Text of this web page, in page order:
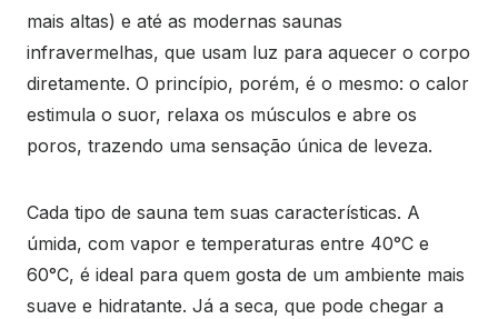
mais altas) e até as modernas saunas
infravermelhas, que usam luz para aquecer o corpo
diretamente. O princípio, porém, é o mesmo: o calor
estimula o suor, relaxa os músculos e abre os
poros, trazendo uma sensação única de leveza.
Cada tipo de sauna tem suas características. A
úmida, com vapor e temperaturas entre 40°C e
60°C, é ideal para quem gosta de um ambiente mais
suave e hidratante. Já a seca, que pode chegar a